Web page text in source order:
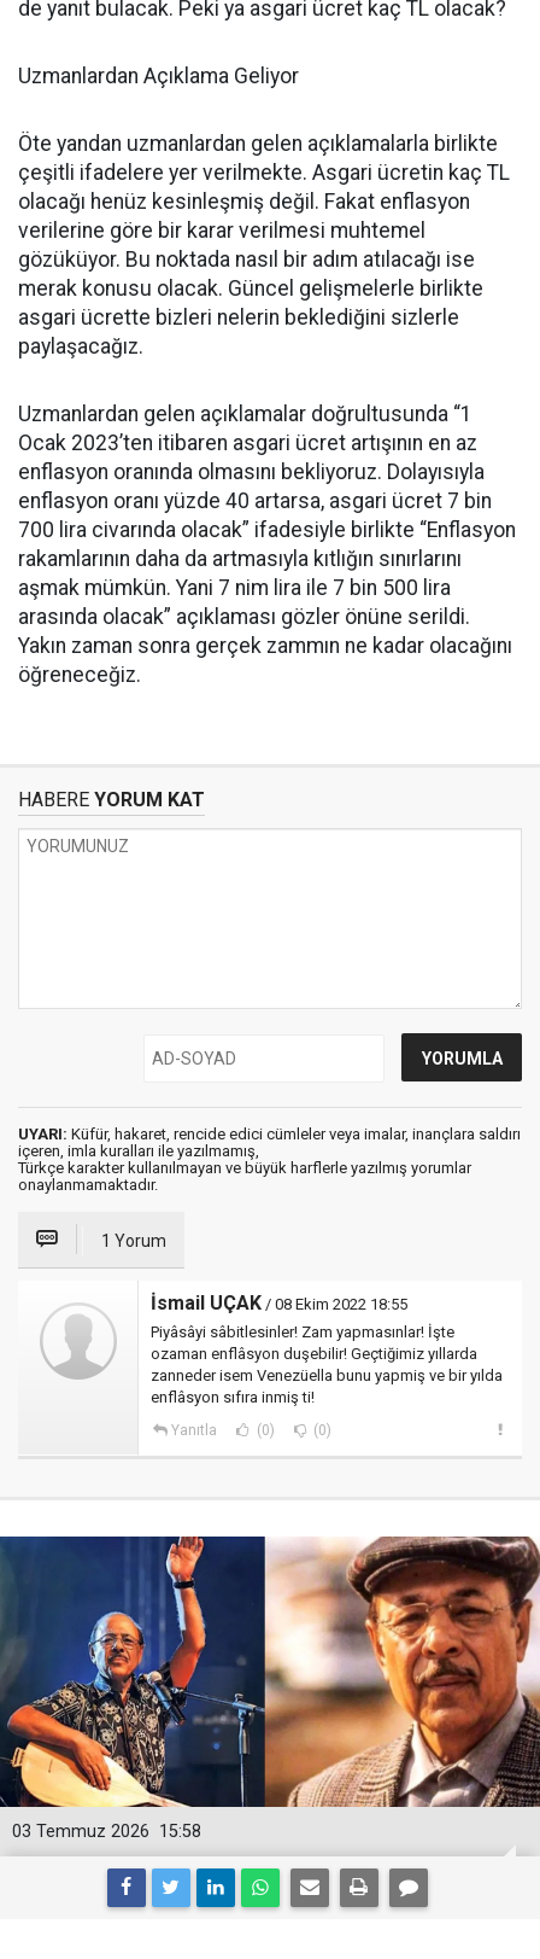
de yanıt bulacak. Peki ya asgari ücret kaç TL olacak?
Uzmanlardan Açıklama Geliyor
Öte yandan uzmanlardan gelen açıklamalarla birlikte
çeşitli ifadelere yer verilmekte. Asgari ücretin kaç TL
olacağı henüz kesinleşmiş değil. Fakat enflasyon
verilerine göre bir karar verilmesi muhtemel
gözüküyor. Bu noktada nasıl bir adım atılacağı ise
merak konusu olacak. Güncel gelişmelerle birlikte
asgari ücrette bizleri nelerin beklediğini sizlerle
paylaşacağız.
Uzmanlardan gelen açıklamalar doğrultusunda “1
Ocak 2023’ten itibaren asgari ücret artışının en az
enflasyon oranında olmasını bekliyoruz. Dolayısıyla
enflasyon oranı yüzde 40 artarsa, asgari ücret 7 bin
700 lira civarında olacak” ifadesiyle birlikte “Enflasyon
rakamlarının daha da artmasıyla kıtlığın sınırlarını
aşmak mümkün. Yani 7 nim lira ile 7 bin 500 lira
arasında olacak” açıklaması gözler önüne serildi.
Yakın zaman sonra gerçek zammın ne kadar olacağını
öğreneceğiz.
HABERE YORUM KAT
UYARI: Küfür, hakaret, rencide edici cümleler veya imalar, inançlara saldırı
içeren, imla kuralları ile yazılmamış,
Türkçe karakter kullanılmayan ve büyük harflerle yazılmış yorumlar
onaylanmamaktadır.
1 Yorum
İsmail UÇAK / 08 Ekim 2022 18:55
Piyâsâyi sâbitlesinler! Zam yapmasınlar! İşte
ozaman enflâsyon duşebilir! Geçtiğimiz yıllarda
zanneder isem Venezüella bunu yapmiş ve bir yılda
enflâsyon sıfıra inmiş ti!
Yanıtla (0) (0)
15:58
03 Temmuz 2026